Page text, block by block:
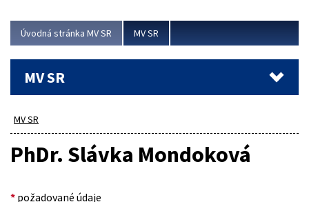
Úvodná stránka MV SR MV SR
MV SR
MV SR
PhDr. Slávka Mondoková
* požadované údaje